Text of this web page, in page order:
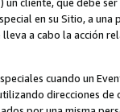
en su Sitio, a
a cabo la acción
cuando un
direcciones